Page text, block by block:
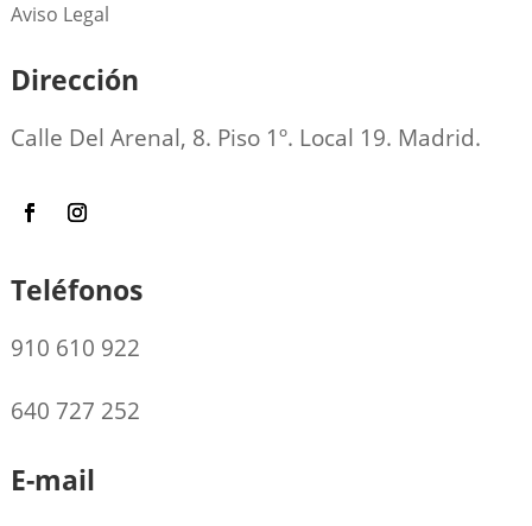
Aviso Legal
Dirección
Calle Del Arenal, 8. Piso 1º. Local 19. Madrid.
Teléfonos
910 610 922
640 727 252
E-mail